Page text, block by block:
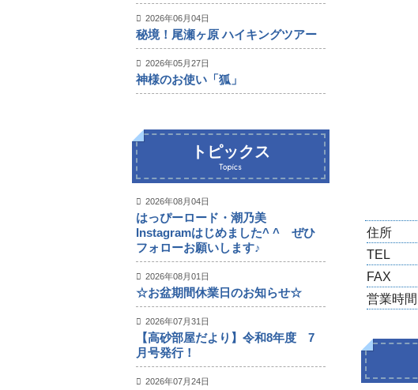
住所
TEL
FAX
営業時間
2026年06月04日
秘境！尾瀬ヶ原 ハイキングツアー
2026年05月27日
神様のお使い「狐」
トピックス
Topics
2026年08月04日
はっぴーロード・潮乃美
Instagramはじめました^ ^ ぜひ
フォローお願いします♪
2026年08月01日
☆お盆期間休業日のお知らせ☆
2026年07月31日
【高砂部屋だより】令和8年度 7
月号発行！
2026年07月24日